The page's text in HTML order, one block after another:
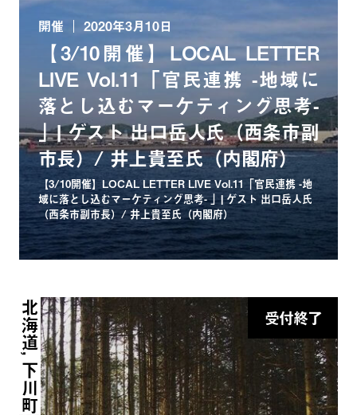
開催 2020年3月10日
【3/10開催】LOCAL LETTER
LIVE Vol.11「官民連携 -地域に
落とし込むマーケティング思考-
」| ゲスト 出口岳人氏（西条市副
市長）/ 井上貴至氏（内閣府）
【3/10開催】LOCAL LETTER LIVE Vol.11「官民連携 -地
域に落とし込むマーケティング思考- 」| ゲスト 出口岳人氏
（西条市副市長）/ 井上貴至氏（内閣府）
受付終了
北海道, 下川町